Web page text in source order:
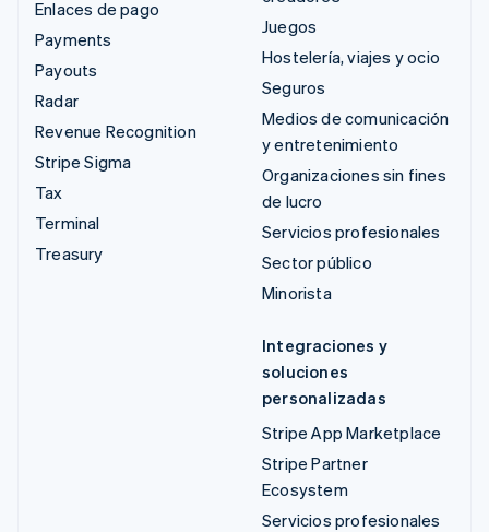
Enlaces de pago
Payments
Payouts
Radar
Revenue Recognition
Stripe Sigma
Tax
Terminal
Treasury
Juegos
Hostelería, viajes y ocio
Seguros
Medios de comunicación
y entretenimiento
Organizaciones sin fines
de lucro
Servicios profesionales
Sector público
Minorista
Integraciones y
soluciones
personalizadas
Stripe App Marketplace
Stripe Partner
Ecosystem
Servicios profesionales